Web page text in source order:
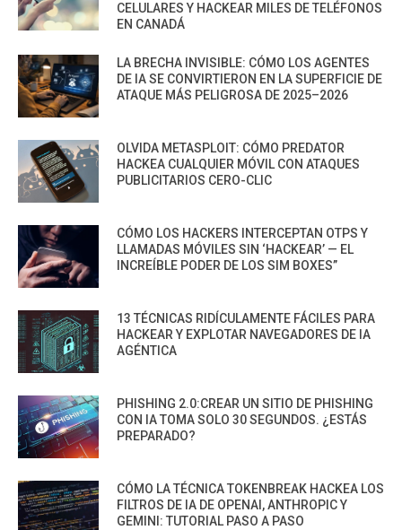
CELULARES Y HACKEAR MILES DE TELÉFONOS
EN CANADÁ
LA BRECHA INVISIBLE: CÓMO LOS AGENTES
DE IA SE CONVIRTIERON EN LA SUPERFICIE DE
ATAQUE MÁS PELIGROSA DE 2025–2026
OLVIDA METASPLOIT: CÓMO PREDATOR
HACKEA CUALQUIER MÓVIL CON ATAQUES
PUBLICITARIOS CERO-CLIC
CÓMO LOS HACKERS INTERCEPTAN OTPS Y
LLAMADAS MÓVILES SIN ‘HACKEAR’ — EL
INCREÍBLE PODER DE LOS SIM BOXES”
13 TÉCNICAS RIDÍCULAMENTE FÁCILES PARA
HACKEAR Y EXPLOTAR NAVEGADORES DE IA
AGÉNTICA
PHISHING 2.0:CREAR UN SITIO DE PHISHING
CON IA TOMA SOLO 30 SEGUNDOS. ¿ESTÁS
PREPARADO?
CÓMO LA TÉCNICA TOKENBREAK HACKEA LOS
FILTROS DE IA DE OPENAI, ANTHROPIC Y
GEMINI: TUTORIAL PASO A PASO